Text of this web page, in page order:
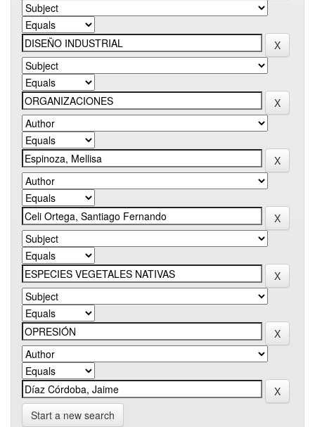
Start a new search